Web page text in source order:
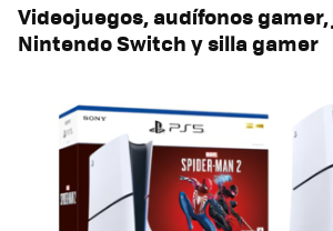
Videojuegos, audífonos
Nintendo Switch y silla gamer